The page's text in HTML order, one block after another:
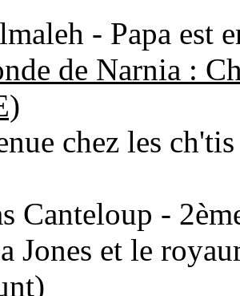
- Papa est
de Narnia :
chez les
Canteloup -
Jones et le